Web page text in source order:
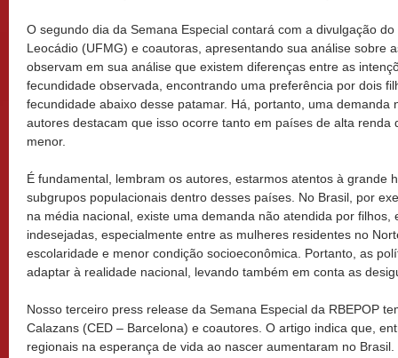
O segundo dia da Semana Especial contará com a divulgação
Leocádio (UFMG) e coautoras, apresentando sua análise sobre
observam em sua análise que existem diferenças entre as
fecundidade observada, encontrando uma preferência por dois
fecundidade abaixo desse patamar. Há, portanto, uma demanda
autores destacam que isso ocorre tanto em países de alta renda
menor.
É fundamental, lembram os autores, estarmos atentos à grande
subgrupos populacionais dentro desses países. No Brasil, por
na média nacional, existe uma demanda não atendida por filhos,
indesejadas, especialmente entre as mulheres residentes no
escolaridade e menor condição socioeconômica. Portanto, as
adaptar à realidade nacional, levando também em conta as
Nosso terceiro press release da Semana Especial da RBEPOP
Calazans (CED – Barcelona) e coautores. O artigo indica que,
regionais na esperança de vida ao nascer aumentaram no